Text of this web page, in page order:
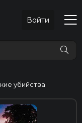
Войти
убийства